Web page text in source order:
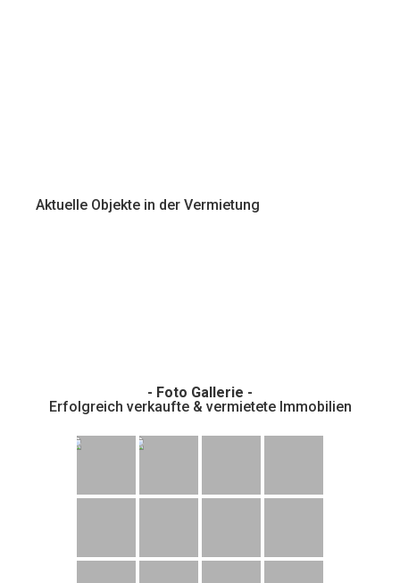
Aktuelle Objekte in der Vermietung
- Foto Gallerie -
Erfolgreich verkaufte & vermietete Immobilien